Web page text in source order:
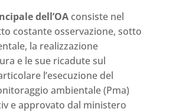
dell’OAconsiste nel
costante osservazione, sotto
la realizzazione
e le sue ricadute sul
l’esecuzione del
ambientale (Pma)
e approvato dal ministero